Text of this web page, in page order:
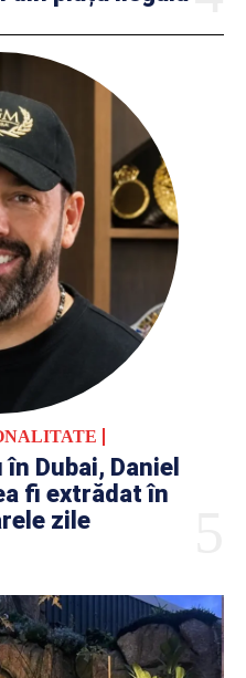
Dubai, Daniel
fi extrădat în
zile